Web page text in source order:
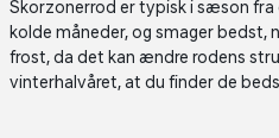
Skorzonerrod er typisk i sæson
kolde måneder, og smager
frost, da det kan ændre rodens
vinterhalvåret, at du finder de